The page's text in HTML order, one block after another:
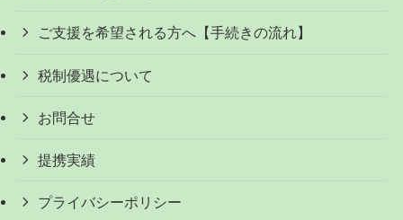
ご支援を希望される方へ【手続きの流れ】
税制優遇について
お問合せ
提携実績
プライバシーポリシー